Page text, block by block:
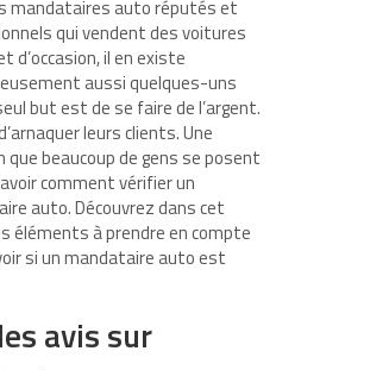
mandataires auto réputés et
qui vendent des voitures
d’occasion, il en existe
aussi quelques-uns
but est de se faire de l’argent.
leurs clients. Une
que beaucoup de gens se posent
comment vérifier un
auto. Découvrez dans cet
éléments à prendre en compte
si un mandataire auto est
avis sur